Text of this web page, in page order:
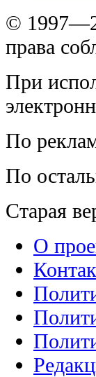
©
права
При
По
По
Старая
О